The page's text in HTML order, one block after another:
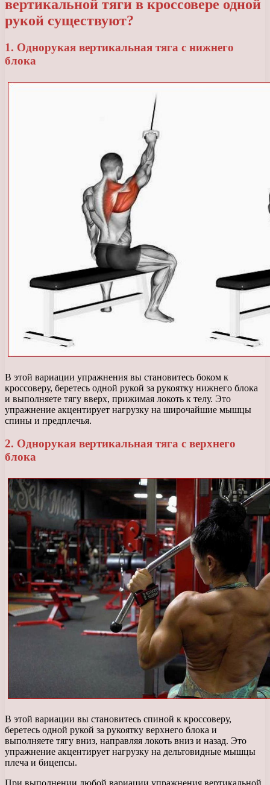
вертикальной тяги в кроссовере одной
рукой существуют?
1. Однорукая вертикальная тяга с нижнего
блока
В этой вариации упражнения вы становитесь боком к
кроссоверу, беретесь одной рукой за рукоятку нижнего блока
и выполняете тягу вверх, прижимая локоть к телу. Это
упражнение акцентирует нагрузку на широчайшие мышцы
спины и предплечья.
2. Однорукая вертикальная тяга с верхнего
блока
В этой вариации вы становитесь спиной к кроссоверу,
беретесь одной рукой за рукоятку верхнего блока и
выполняете тягу вниз, направляя локоть вниз и назад. Это
упражнение акцентирует нагрузку на дельтовидные мышцы
плеча и бицепсы.
При выполнении любой вариации упражнения вертикальной